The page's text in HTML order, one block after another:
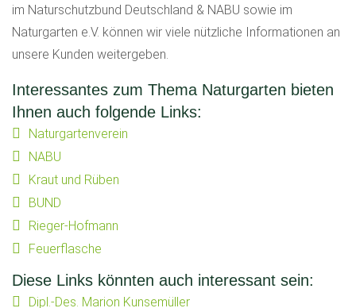
im Naturschutzbund Deutschland & NABU sowie im
Naturgarten e.V. können wir viele nützliche Informationen an
unsere Kunden weitergeben.
Interessantes zum Thema Naturgarten bieten
Ihnen auch folgende Links:
Naturgartenverein
NABU
Kraut und Rüben
BUND
Rieger-Hofmann
Feuerflasche
Diese Links könnten auch interessant sein:
Dipl.-Des. Marion Kunsemüller